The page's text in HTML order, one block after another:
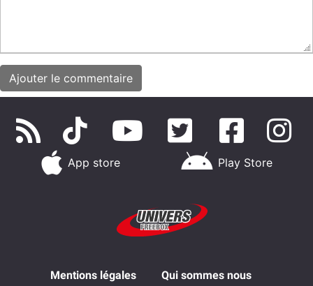
App store Play Store
Mentions légales Qui sommes nous